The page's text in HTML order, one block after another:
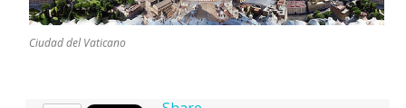
Ciudad del Vaticano